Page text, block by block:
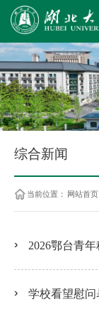
综合新闻
当前位置： 网站首页